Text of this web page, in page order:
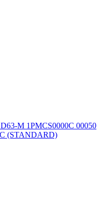
M 1PMCS0000C 00050
(STANDARD)